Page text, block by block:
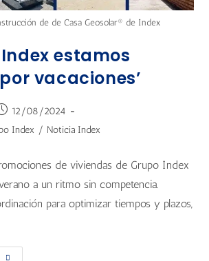
de de Casa Geosolar® de Index
estamos
vacaciones’
12/08/2024
Index / Noticia Index
de viviendas de Grupo Index
a un ritmo sin competencia.
para optimizar tiempos y plazos,